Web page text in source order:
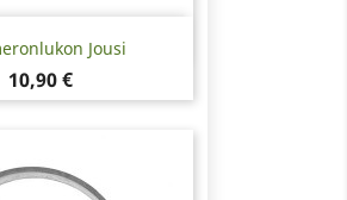
Jousi
Hinta
10,90 €
Pikakatselu